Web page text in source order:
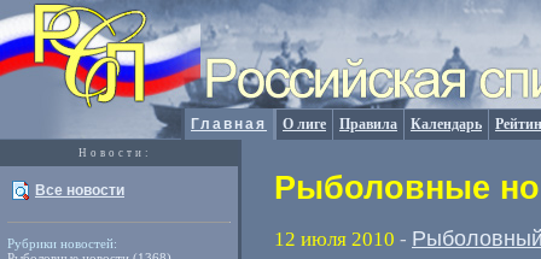
Главная О лиге Правила Календарь
Новости:
Все новости
Рубрики новостей:
Рыболовные
12 июля 2010 -